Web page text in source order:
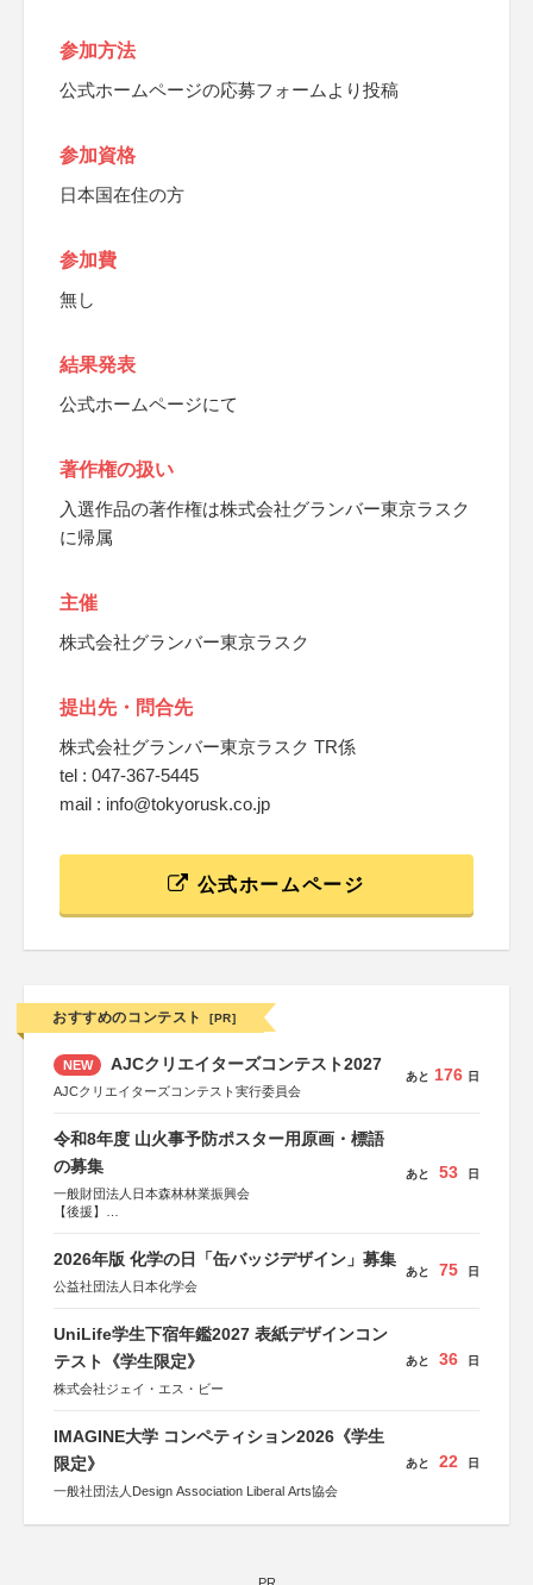
参加方法
公式ホームページの応募フォームより投稿
参加資格
日本国在住の方
参加費
無し
結果発表
公式ホームページにて
著作権の扱い
入選作品の著作権は株式会社グランバー東京ラスク
に帰属
主催
株式会社グランバー東京ラスク
提出先・問合先
株式会社グランバー東京ラスク TR係
tel : 047-367-5445
mail : info@tokyorusk.co.jp
公式ホームページ
おすすめのコンテスト [PR]
NEW AJCクリエイターズコンテスト2027
AJCクリエイターズコンテスト実行委員会
あと 176 日
令和8年度 山火事予防ポスター用原画・標語
の募集
一般財団法人日本森林林業振興会
【後援】
あと 53 日
2026年版 化学の日「缶バッジデザイン」募集
公益社団法人日本化学会
あと 75 日
UniLife学生下宿年鑑2027 表紙デザインコン
テスト《学生限定》
株式会社ジェイ・エス・ビー
あと 36 日
IMAGINE大学 コンペティション2026《学生
限定》
一般社団法人Design Association Liberal Arts協会
あと 22 日